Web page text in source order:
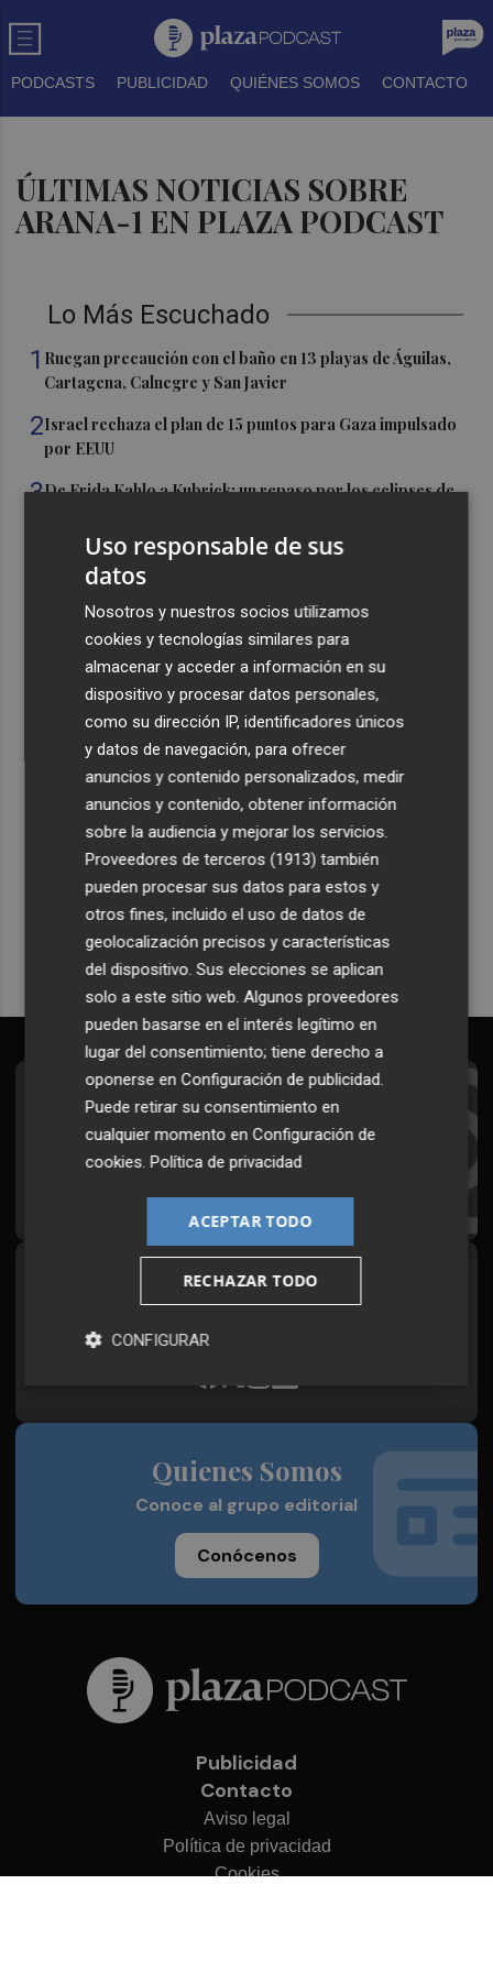
PODCASTS PUBLICIDAD QUIÉNES SOMOS CONTACTO
ÚLTIMAS NOTICIAS SOBRE
ARANA-1 EN PLAZA PODCAST
Lo Más Escuchado
1 Ruegan precaución con el baño en 13 playas de Águilas,
Cartagena, Calnegre y San Javier
2Israel rechaza el plan de 15 puntos para Gaza impulsado
por EEUU
3De Frida Kahlo a Kubrick: un repaso por los eclipses de
El Villarreal cierra la pretemporada con buenas
sensaciones y Ayoze como goleador
Más de medio millar de festeros de Ufece se reivindican
en el pregón en Elche: "se nota, se siente, el campo está
presente"
Recibe toda la actualidad de
Plaza Podcast en tu correo
Quiero suscribirme
Suscríbete al Boletín
Todos los días a primera hora en tu email
¡Quiero suscribirme!
Síguenos en redes
Quienes Somos
Conoce al grupo editorial
Conócenos
Publicidad
Contacto
Aviso legal
Política de privacidad
Cookies
Uso responsable de sus
datos
Nosotros y nuestros socios utilizamos
cookies y tecnologías similares para
almacenar y acceder a información en su
dispositivo y procesar datos personales,
como su dirección IP, identificadores únicos
y datos de navegación, para ofrecer
anuncios y contenido personalizados, medir
anuncios y contenido, obtener información
sobre la audiencia y mejorar los servicios.
Proveedores de terceros (1913) también
pueden procesar sus datos para estos y
otros fines, incluido el uso de datos de
geolocalización precisos y características
del dispositivo. Sus elecciones se aplican
solo a este sitio web. Algunos proveedores
pueden basarse en el interés legítimo en
lugar del consentimiento; tiene derecho a
oponerse enConfiguración de publicidad
Puede retirar su consentimiento en
cualquier momento enConfiguración de
cookies .Política de privacidad
ACEPTAR TODO
RECHAZAR TODO
CONFIGURAR